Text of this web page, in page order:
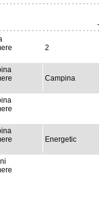
2
Campina
Energetic